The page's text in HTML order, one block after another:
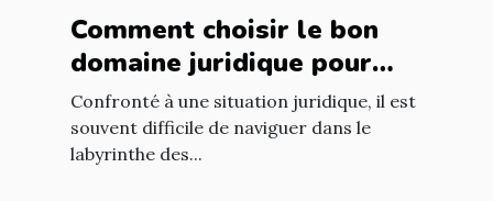
Comment choisir le bon
domaine juridique pour
votre situation légale ?
Confronté à une situation juridique, il est
souvent difficile de naviguer dans le
labyrinthe des...